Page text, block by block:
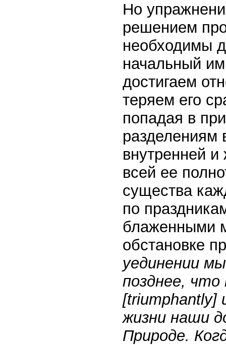
Но
решением
необходимы
начальный
достигаем
теряем его
попадая в
разделениям
внутренней
всей ее
существа
по
блаженными
обстановке
уединении
позднее, что
[triumphantly]
жизни наши
Природе.